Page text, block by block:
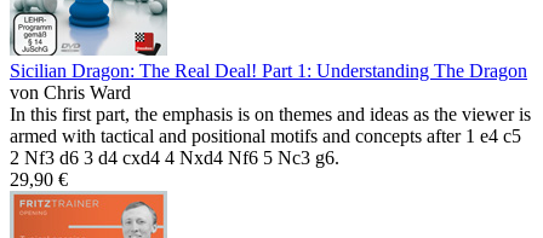
Sicilian Dragon: The Real Deal! Part 1: Understanding The Dragon
von Chris Ward
In this first part, the emphasis is on themes and ideas as the viewer is
armed with tactical and positional motifs and concepts after 1 e4 c5
2 Nf3 d6 3 d4 cxd4 4 Nxd4 Nf6 5 Nc3 g6.
29,90 €